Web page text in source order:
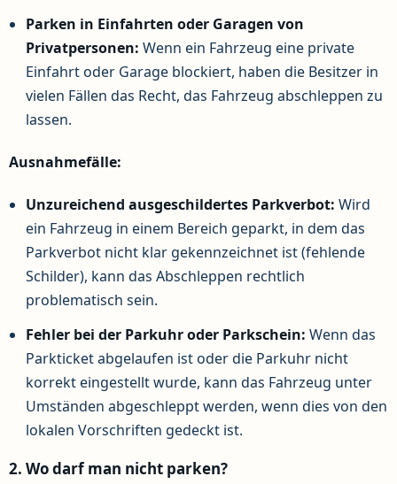
Parken in Einfahrten oder Garagen von
Privatpersonen: Wenn ein Fahrzeug eine private
Einfahrt oder Garage blockiert, haben die Besitzer in
vielen Fällen das Recht, das Fahrzeug abschleppen zu
lassen.
Ausnahmefälle:
Unzureichend ausgeschildertes Parkverbot: Wird
ein Fahrzeug in einem Bereich geparkt, in dem das
Parkverbot nicht klar gekennzeichnet ist (fehlende
Schilder), kann das Abschleppen rechtlich
problematisch sein.
Fehler bei der Parkuhr oder Parkschein: Wenn das
Parkticket abgelaufen ist oder die Parkuhr nicht
korrekt eingestellt wurde, kann das Fahrzeug unter
Umständen abgeschleppt werden, wenn dies von den
lokalen Vorschriften gedeckt ist.
2. Wo darf man nicht parken?